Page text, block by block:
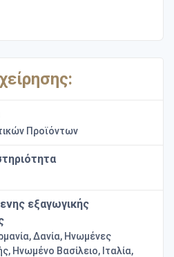
Προϊόντων
εξαγωγικής
Δανία, Ηνωμένες
Ηνωμένο Βασίλειο, Ιταλία,